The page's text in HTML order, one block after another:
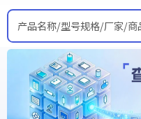
产品名称/型号规格/厂家/商